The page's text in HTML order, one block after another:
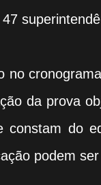
no
da prova
constam do
podem